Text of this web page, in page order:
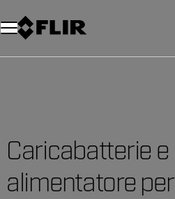
Unread messages
Modello
Rimuovi
articoli
articolo
Aggiungi al carrello
Aggiunto al carrello
Caricabatterie e
alimentatore per